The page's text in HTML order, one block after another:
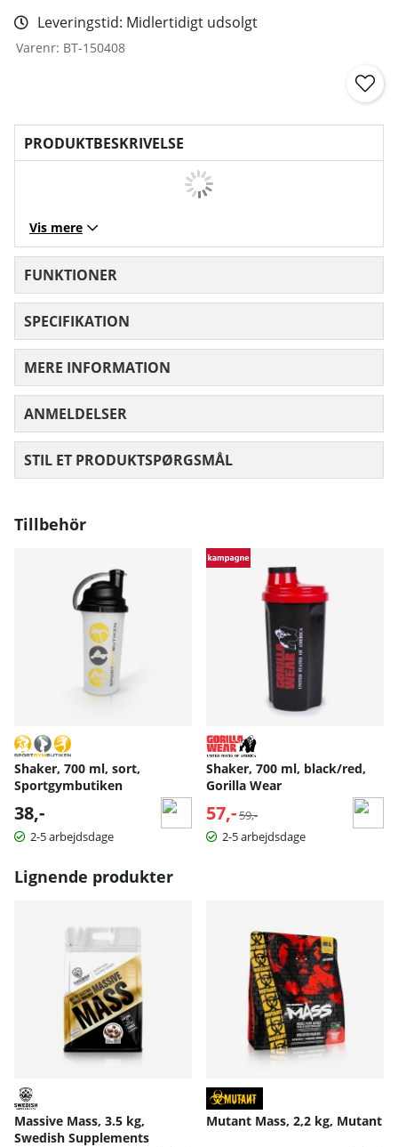
Leveringstid: Midlertidigt udsolgt
Varenr: BT-150408
PRODUKTBESKRIVELSE
Vis mere
FUNKTIONER
SPECIFIKATION
MERE INFORMATION
ANMELDELSER
STIL ET PRODUKTSPØRGSMÅL
Tillbehör
Shaker, 700 ml, sort,
Sportgymbutiken
38,-
2-5 arbejdsdage
Shaker, 700 ml, black/red,
Gorilla Wear
57,- Normalpris:
59,-
2-5 arbejdsdage
Lignende produkter
Massive Mass, 3.5 kg,
Swedish Supplements
Mutant Mass, 2,2 kg, Mutant